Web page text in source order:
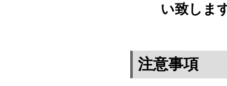
い致しま
注意事項